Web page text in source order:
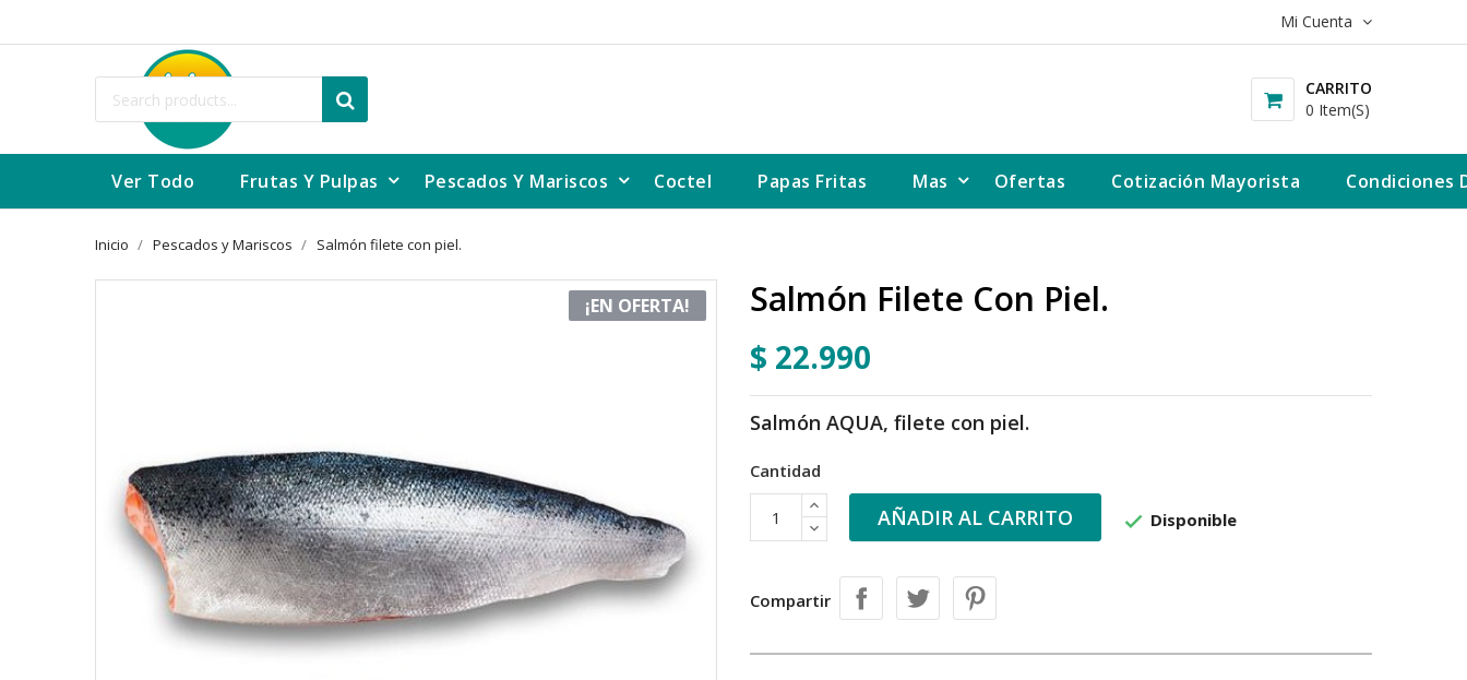
Mi Cuenta
CARRITO
0 Item(s)
Ver Todo Frutas Y Pulpas Pescados Y Mariscos Coctel Papas Fritas Mas Ofertas Cotización Mayorista Condiciones
Inicio Pescados y Mariscos Salmón filete con piel.
¡EN OFERTA! Salmón Filete Con Piel.
$ 22.990
Salmón AQUA, filete con piel.
Cantidad
AÑADIR AL CARRITO  Disponible
Compartir